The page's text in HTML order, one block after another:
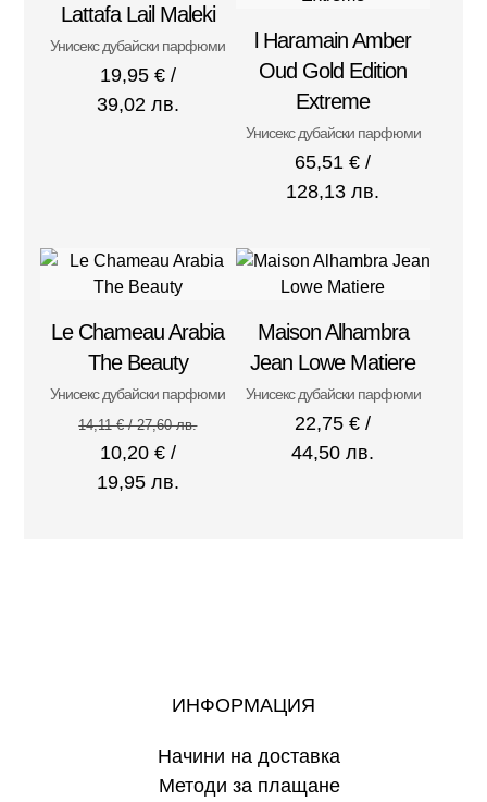
Lattafa Lail Maleki
Унисекс дубайски парфюми
19,95 €/
39,02 лв.
l Haramain Amber
Oud Gold Edition
Extreme
Унисекс дубайски парфюми
65,51€ /
128,13 лв.
Le Chameau Arabia
The Beauty
Унисекс дубайски парфюми
14,11€/ 27,60 лв.
10,20 €/
19,95 лв.
Maison Alhambra
Jean Lowe Matiere
Унисекс дубайски парфюми
22,75€ /
44,50 лв.
ИНФОРМАЦИЯ
Начини на доставка
Методи за плащане